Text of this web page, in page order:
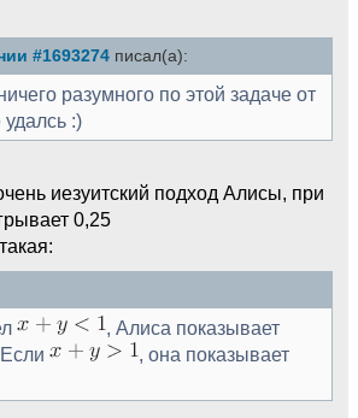
#1693274 писал(а):
разумного по этой задаче от
:)
иезуитский подход Алисы, при
0,25
, Алиса показывает
, она показывает